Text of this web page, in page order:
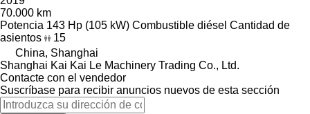
70.000 km
Potencia 143 Hp (105 kW) Combustible diésel Cantidad de
asientos
15
China, Shanghai
Shanghai Kai Kai Le Machinery Trading Co., Ltd.
Contacte con el vendedor
Suscríbase para recibir anuncios nuevos de esta sección